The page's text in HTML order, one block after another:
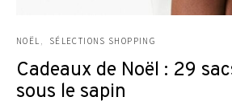
NOËL SÉLECTIONS SHOPPING
Cadeaux de Noël : 29
sous le sapin